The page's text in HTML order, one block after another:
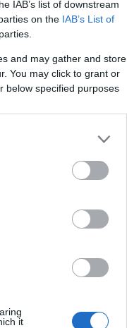
IAB’s list of downstream
on the IAB’s List of
and may gather and store
You may click to grant or
below specified purposes
it
χείλη